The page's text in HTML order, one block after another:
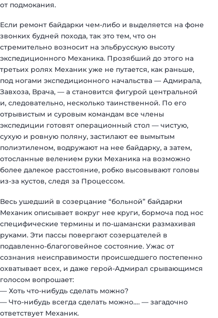
от подмокания.
Если ремонт байдарки чем-либо и выделяется на фоне
звонких будней похода, так это тем, что он
стремительно возносит на эльбрусскую высоту
экспедиционного Механика. Прозябший до этого на
третьих ролях Механик уже не путается, как раньше,
под ногами экспедиционного начальства — Адмирала,
Завхоза, Врача, — а становится фигурой центральной
и, следовательно, несколько таинственной. По его
отрывистым и суровым командам все члены
экспедиции готовят операционный стол — чистую,
сухую и ровную поляну, застилают ее вымытым
полиэтиленом, водружают на нее байдарку, а затем,
отосланные велением руки Механика на возможно
более далекое расстояние, робко высовывают головы
из-за кустов, следя за Процессом.
Весь ушедший в созерцание “больной” байдарки
Механик описывает вокруг нее круги, бормоча под нос
специфические термины и по-шамански размахивая
руками. Эти пассы повергают созерцателей в
подавленно-благоговейное состояние. Ужас от
сознания неисправимости происшедшего постепенно
охватывает всех, и даже герой-Адмирал срывающимся
голосом вопрошает:
— Хоть что-нибудь сделать можно?
— Что-нибудь всегда сделать можно…. — загадочно
ответствует Механик.